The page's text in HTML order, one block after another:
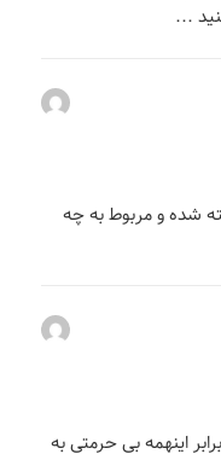
…
شده و مربوط به چه
اینهمه بی حرمتی به